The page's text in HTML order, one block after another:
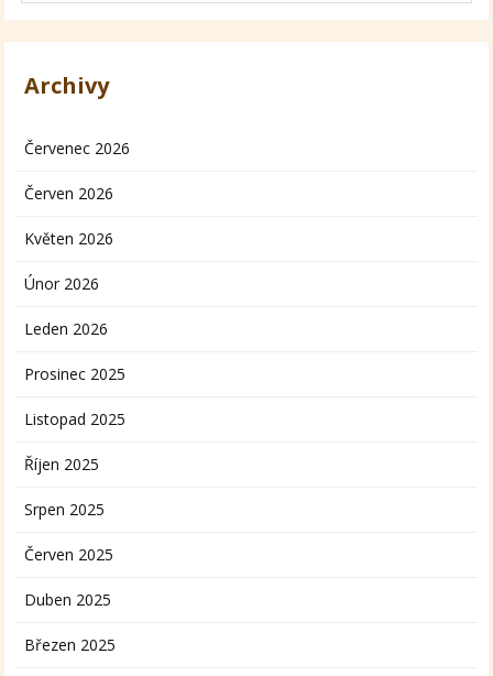
Archivy
Červenec 2026
Červen 2026
Květen 2026
Únor 2026
Leden 2026
Prosinec 2025
Listopad 2025
Říjen 2025
Srpen 2025
Červen 2025
Duben 2025
Březen 2025